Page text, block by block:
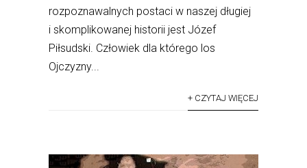
rozpoznawalnych postaci w naszej długiej
i skomplikowanej historii jest Józef
Piłsudski. Człowiek dla którego los
Ojczyzny...
+ CZYTAJ WIĘCEJ